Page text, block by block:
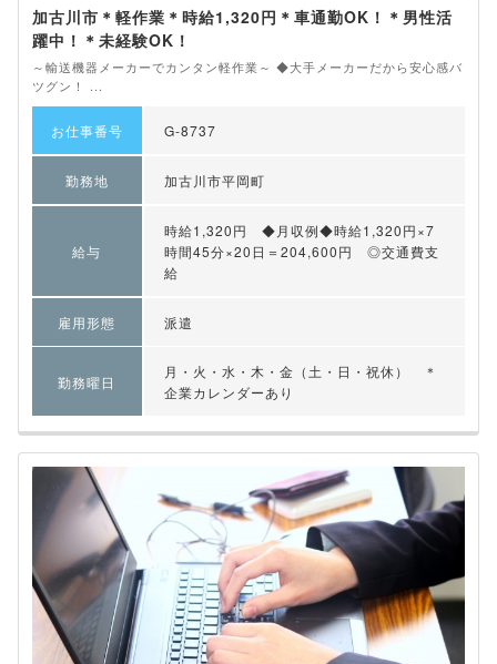
加古川市＊軽作業＊時給1,320円＊車通勤OK！＊男性活
躍中！＊未経験OK！
～輸送機器メーカーでカンタン軽作業～ ◆大手メーカーだから安心感バ
ツグン！ ...
お仕事番号 G-8737
勤務地 加古川市平岡町
給与
時給1,320円 ◆月収例◆時給1,320円×7
時間45分×20日＝204,600円 ◎交通費支
給
雇用形態 派遣
勤務曜日
月・火・水・木・金（土・日・祝休） ＊
企業カレンダーあり